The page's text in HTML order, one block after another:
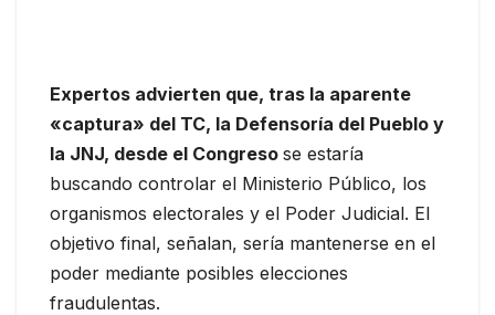
Expertos advierten que, tras la aparente
«captura» del TC, la Defensoría del Pueblo y
la JNJ, desde el Congreso se estaría
buscando controlar el Ministerio Público, los
organismos electorales y el Poder Judicial. El
objetivo final, señalan, sería mantenerse en el
poder mediante posibles elecciones
fraudulentas.